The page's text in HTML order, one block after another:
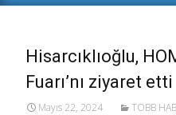
Hisarcıklıoğlu,
Fuarı’nı ziyaret etti
Mayıs 22, 2024 TOBB